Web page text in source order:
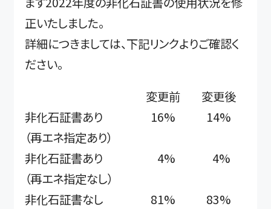
正いたしました。
詳細につきましては、下記リンクよりご確認く
ださい。
変更前
変更後
非化石証書あり
（再エネ指定あり）
16% 14%
非化石証書あり
（再エネ指定なし）
4% 4%
非化石証書なし 81%
83%